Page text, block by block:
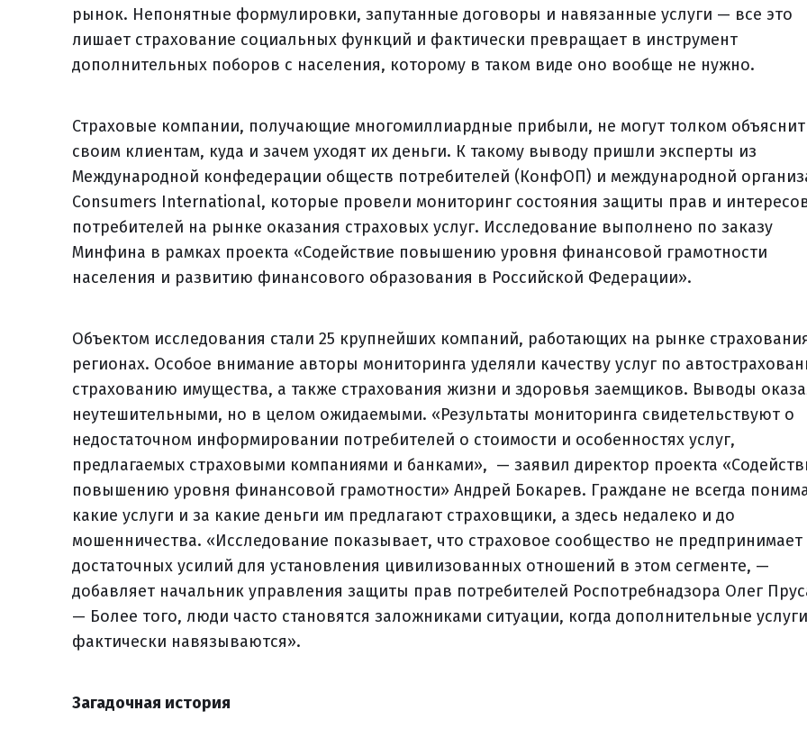
рынок. Непонятные формулировки, запутанные договоры и навязанные услуги — все это
лишает страхование социальных функций и фактически превращает в инструмент
дополнительных поборов с населения, которому в таком виде оно вообще не нужно.
Страховые компании, получающие многомиллиардные прибыли, не могут толком
своим клиентам, куда и зачем уходят их деньги. К такому выводу пришли эксперты из
Международной конфедерации обществ потребителей (КонфОП) и международной
Consumers International, которые провели мониторинг состояния защиты прав и
потребителей на рынке оказания страховых услуг. Исследование выполнено по заказу
Минфина в рамках проекта «Содействие повышению уровня финансовой грамотности
населения и развитию финансового образования в Российской Федерации».
Объектом исследования стали 25 крупнейших компаний, работающих на рынке
регионах. Особое внимание авторы мониторинга уделяли качеству услуг по
страхованию имущества, а также страхования жизни и здоровья заемщиков. Выводы
неутешительными, но в целом ожидаемыми. «Результаты мониторинга свидетельствуют о
недостаточном информировании потребителей о стоимости и особенностях услуг,
предлагаемых страховыми компаниями и банками», — заявил директор проекта
повышению уровня финансовой грамотности» Андрей Бокарев. Граждане не всегда
какие услуги и за какие деньги им предлагают страховщики, а здесь недалеко и до
мошенничества. «Исследование показывает, что страховое сообщество не предпринимает
достаточных усилий для установления цивилизованных отношений в этом сегменте, —
добавляет начальник управления защиты прав потребителей Роспотребнадзора Олег
— Более того, люди часто становятся заложниками ситуации, когда дополнительные
фактически навязываются».
Загадочная история